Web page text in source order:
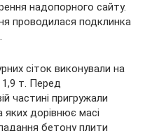
надопорного сайту.
проводилася подклинка
сіток виконували на
т. Перед
частині пригружали
дорівнює масі
бетону плити